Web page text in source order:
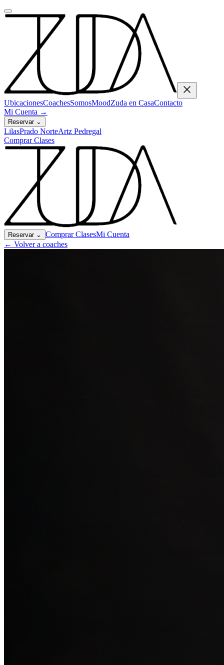
UbicacionesCoachesSomosMoodZuda en CasaContacto
Mi Cuenta →
Reservar ⌄
LilasPrado NorteArtz Pedregal
Comprar Clases
Reservar ⌄ Comprar ClasesMi Cuenta
← Volver a coaches